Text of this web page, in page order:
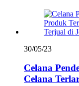
30/05/23
Celana
Celana